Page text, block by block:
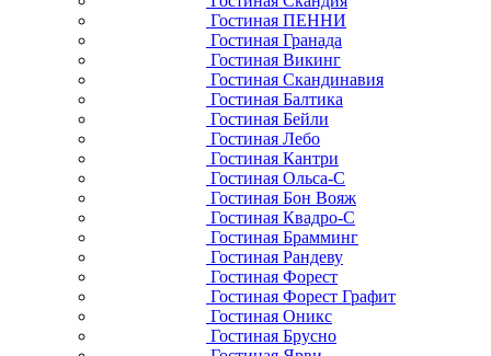
Гостиная ПЕННИ
Гостиная Гранада
Гостиная Викинг
Гостиная Скандинавия
Гостиная Балтика
Гостиная Бейли
Гостиная Лебо
Гостиная Кантри
Гостиная Ольса-С
Гостиная Бон Вояж
Гостиная Квадро-С
Гостиная Брамминг
Гостиная Рандеву
Гостиная Форест
Гостиная Форест Графит
Гостиная Оникс
Гостиная Брусно